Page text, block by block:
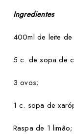
Ingredientes
400ml de leite
5 c. de sopa de
3 ovos;
1 c. sopa de
Raspa de 1 limão;